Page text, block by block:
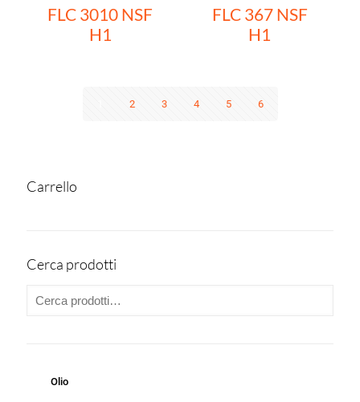
FLC 3010 NSF
H1
FLC 367 NSF
H1
2 3 4 5 6
Carrello
Cerca prodotti
Olio